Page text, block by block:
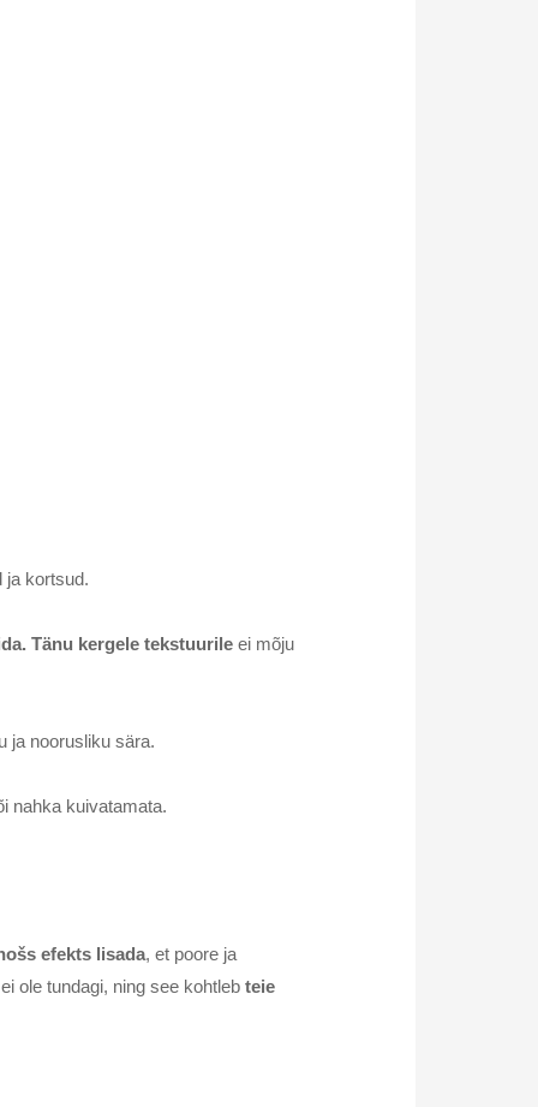
ja kortsud.
Tänu kergele tekstuurile ei mõju
ja noorusliku sära.
nahka kuivatamata.
efekts lisada, et poore ja
ole tundagi, ning see kohtlebteie